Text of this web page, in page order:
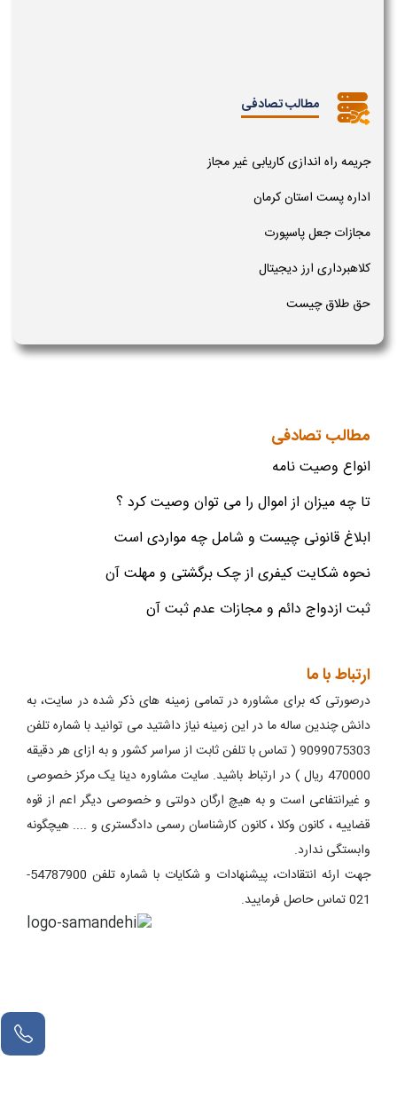
مطالب تصادفی
جریمه راه اندازی کاریابی غیر مجاز
اداره پست استان کرمان
مجازات جعل پاسپورت
کلاهبرداری ارز دیجیتال
حق طلاق چیست
مطالب تصادفی
انواع وصیت نامه
تا چه میزان از اموال را می توان وصیت کرد ؟
ابلاغ قانونی چیست و شامل چه مواردی است
نحوه شکایت کیفری از چک برگشتی و مهلت آن
ثبت ازدواج دائم و مجازات عدم ثبت آن
ارتباط با ما
درصورتی که برای مشاوره در تمامی زمینه های ذکر شده در سایت، به
دانش چندین ساله ما در این زمینه نیاز داشتید می توانید با شماره تلفن
9099075303 ( تماس با تلفن ثابت از سراسر کشور و به ازای هر دقیقه
470000 ریال ) در ارتباط باشید. سایت مشاوره دینا یک مرکز خصوصی
و غیرانتفاعی است و به هیچ ارگان دولتی و خصوصی دیگر اعم از قوه
قضاییه ، کانون وکلا ، کانون کارشناسان رسمی دادگستری و .... هیچگونه
وابستگی ندارد.
جهت ارئه انتقادات، پیشنهادات و شکایات با شماره تلفن 54787900-
021 تماس حاصل فرمایید.